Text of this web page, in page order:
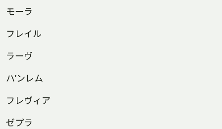
モーラ
フレイル
ラーヴ
ハ’ンレム
フレヴィア
ゼプラ